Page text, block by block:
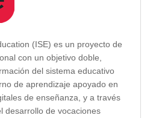
(ISE) es un proyecto de
con un objetivo doble,
del sistema educativo
de aprendizaje apoyado en
de enseñanza, y a través
desarrollo de vocaciones